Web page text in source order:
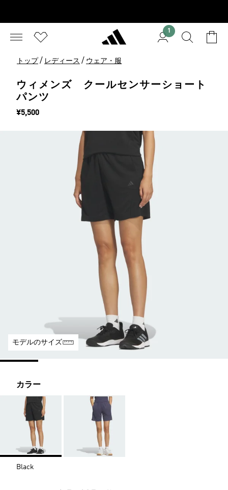
1
トップ / レディース / ウェア・服
ウィメンズ クールセンサーショート
パンツ
価格
¥5,500
モデルのサイズ
カラー
Black